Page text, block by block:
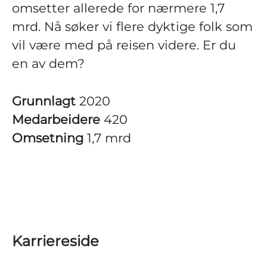
omsetter allerede for nærmere 1,7
mrd. Nå søker vi flere dyktige folk som
vil være med på reisen videre. Er du
en av dem?
Grunnlagt 2020
Medarbeidere 420
Omsetning 1,7 mrd
Karriereside